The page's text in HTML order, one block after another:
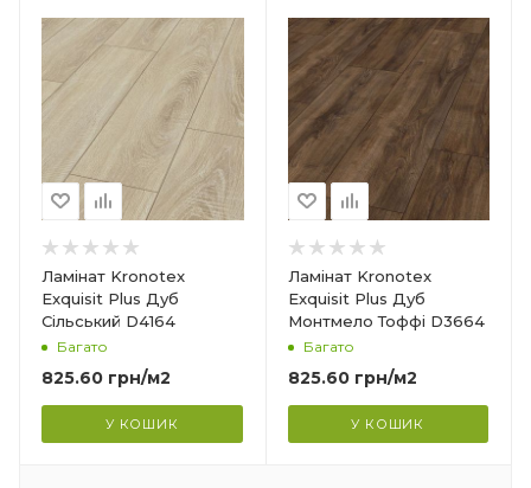
Гарантія ?
20 років
Ламінат Kronotex
Exquisit Plus Дуб
Сільський D4164
Багато
825.60 грн/м2
У КОШИК
Країна-виробник
Німеччина
Колекція
Exquisit Plus
Клас зносостійкості
32
Товщина
Ширина
244 мм
Довжина
1380 мм
Фаска
Ламінат Kronotex
Exquisit Plus Дуб
Монтмело Тоффі D3664
Багато
825.60грн/м2
У КОШИК